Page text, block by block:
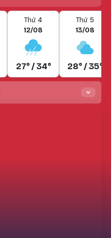
Thứ 4
12/08
27° / 34°
Thứ 5
13/08
28° / 35°